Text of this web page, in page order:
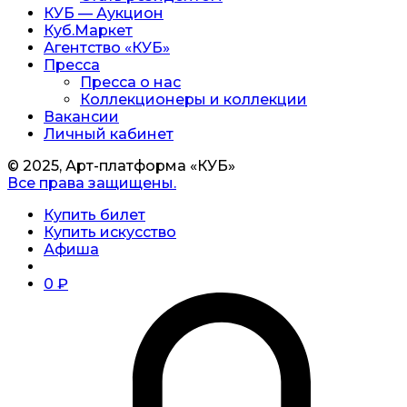
КУБ — Аукцион
Куб.Маркет
Агентство «КУБ»
Пресса
Пресса о нас
Коллекционеры и коллекции
Вакансии
Личный кабинет
© 2025, Арт-платформа «КУБ»
Все права защищены.
Купить билет
Купить искусство
Афиша
0 ₽